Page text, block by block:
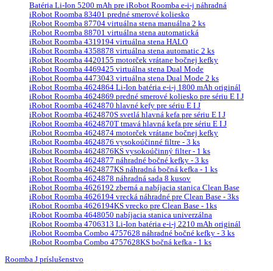
Batéria Li-Ion 5200 mAh pre iRobot Roomba e-i-j náhradná
iRobot Roomba 83401 predné smerové koliesko
iRobot Roomba 87704 virtuálna stena manuálna 2 ks
iRobot Roomba 88701 virtuálna stena automatická
iRobot Roomba 4319194 virtuálna stena HALO
iRobot Roomba 4358878 virtuálna stena automatic 2 ks
iRobot Roomba 4420155 motorček vrátane bočnej kefky
iRobot Roomba 4469425 virtuálna stena Dual Mode
iRobot Roomba 4473043 virtuálna stena Dual Mode 2 ks
iRobot Roomba 4624864 Li-Ion batéria e-i-j 1800 mAh originál
iRobot Roomba 4624869 predné smerové koliesko pre sériu E I J
iRobot Roomba 4624870 hlavné kefy pre sériu E I J
iRobot Roomba 4624870S svetlá hlavná kefa pre sériu E I J
iRobot Roomba 4624870T tmavá hlavná kefa pre sériu E I J
iRobot Roomba 4624874 motorček vrátane bočnej kefky
iRobot Roomba 4624876 vysokoúčinné filtre - 3 ks
iRobot Roomba 4624876KS vysokoúčinný filter - 1 ks
iRobot Roomba 4624877 náhradné bočné kefky - 3 ks
iRobot Roomba 4624877KS náhradná bočná kefka - 1 ks
iRobot Roomba 4624878 náhradná sada 8 kusov
iRobot Roomba 4626192 zberná a nabíjacia stanica Clean Base
iRobot Roomba 4626194 vrecká náhradné pre Clean Base - 3ks
iRobot Roomba 4626194KS vrecko pre Clean Base - 1ks
iRobot Roomba 4648050 nabíjacia stanica univerzálna
iRobot Roomba 4706313 Li-Ion batéria e-i-j 2210 mAh originál
iRobot Roomba Combo 4757628 náhradné bočné kefky - 3 ks
iRobot Roomba Combo 4757628KS bočná kefka - 1 ks
Roomba J príslušenstvo